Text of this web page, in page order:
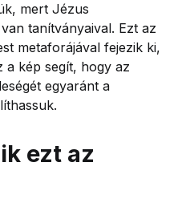
mert Jézus
tanítványaival. Ezt az
metaforájával fejezik ki,
a kép segít, hogy az
egyaránt a
ezt az